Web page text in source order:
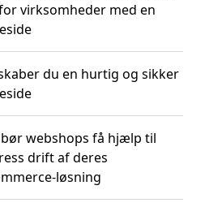
virksomheder med en
du en hurtig og sikker
webshops få hjælp til
drift af deres
løsning